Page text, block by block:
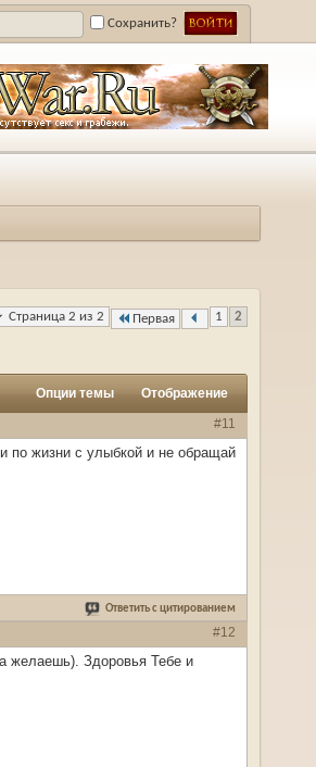
Сохранить?
Страница 2 из 2 Первая 1 2
Опции темы Отображение
#11
по жизни с улыбкой и не обращай
Ответить с цитированием
#12
желаешь). Здоровья Тебе и